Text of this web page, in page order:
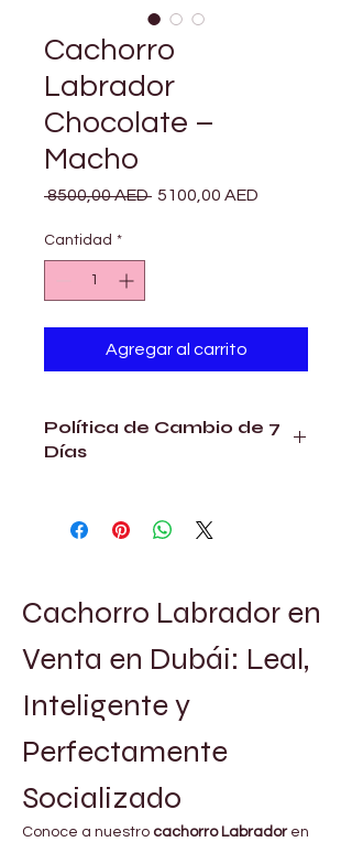
Cachorro
Labrador
Chocolate –
Macho
8500,00 AED Precio
5100,00 AED
Cantidad *
Agregar al carrito
Política de Cambio de 7
Días
microchip, acompañado de
estándar de 10 años.
Cachorro Labrador en
Venta en Dubái: Leal,
Inteligente y
Perfectamente
Socializado
Conoce a nuestro cachorro Labrador en